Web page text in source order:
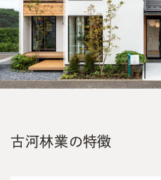
古河林業の特徴